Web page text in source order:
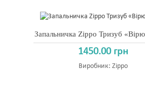
Запальничка Zippo Тризуб
1450.00 грн
Виробник:Zippo